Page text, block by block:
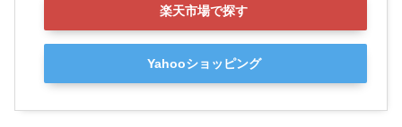
楽天市場で探す
Yahooショッピング